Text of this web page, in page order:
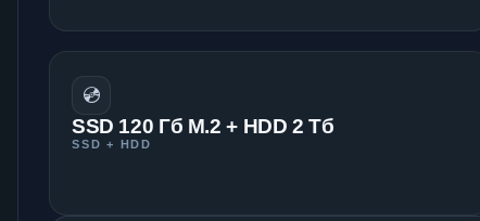
💿
SSD 120 Гб M.2 + HDD 2 Тб
SSD + HDD